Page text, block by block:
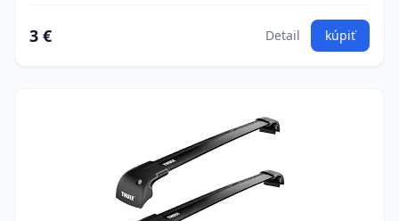
3 € Detail kúpiť